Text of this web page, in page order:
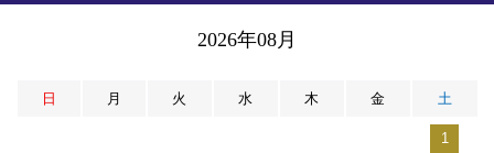
2026年08月
日 月 火 水 木 金 土
1